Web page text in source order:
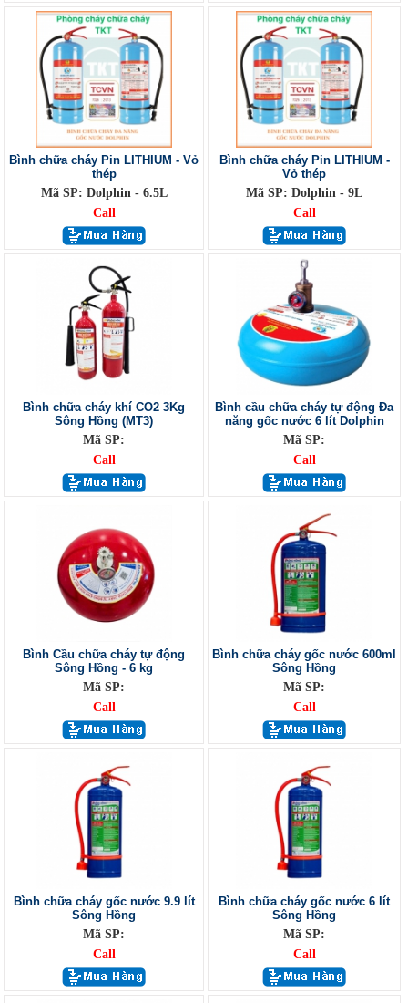
Bình chữa cháy Pin LITHIUM - Vỏ
thép
Mã SP: Dolphin - 6.5L
Call
Bình chữa cháy Pin LITHIUM -
Vỏ thép
Mã SP: Dolphin - 9L
Call
Bình chữa cháy khí CO2 3Kg
Sông Hồng (MT3)
Mã SP:
Call
Bình cầu chữa cháy tự động Đa
năng gốc nước 6 lít Dolphin
Mã SP:
Call
Bình Cầu chữa cháy tự động
Sông Hồng - 6 kg
Mã SP:
Call
Bình chữa cháy gốc nước 600ml
Sông Hồng
Mã SP:
Call
Bình chữa cháy gốc nước 9.9 lít
Sông Hồng
Mã SP:
Call
Bình chữa cháy gốc nước 6 lít
Sông Hồng
Mã SP:
Call